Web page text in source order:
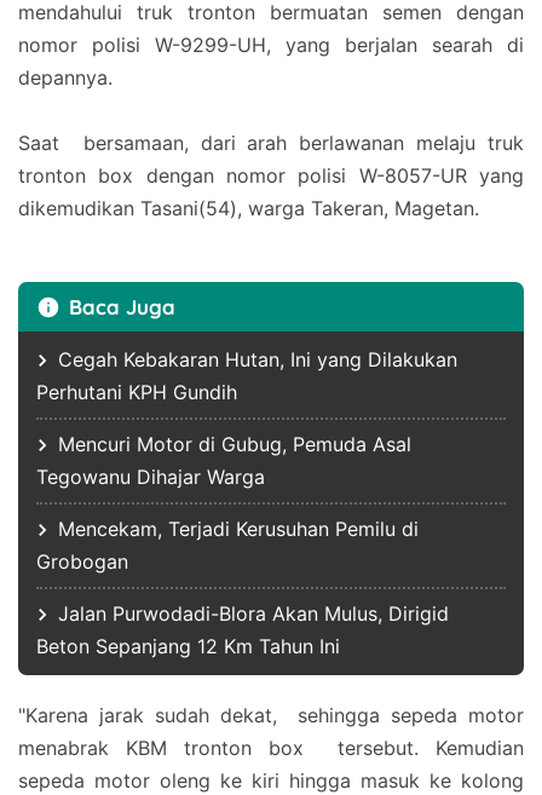
mendahului truk tronton bermuatan semen dengan
nomor polisi W-9299-UH, yang berjalan searah di
depannya.
Saat bersamaan, dari arah berlawanan melaju truk
tronton box dengan nomor polisi W-8057-UR yang
dikemudikan Tasani(54), warga Takeran, Magetan.
Baca Juga
Cegah Kebakaran Hutan, Ini yang Dilakukan
Perhutani KPH Gundih
Mencuri Motor di Gubug, Pemuda Asal
Tegowanu Dihajar Warga
Mencekam, Terjadi Kerusuhan Pemilu di
Grobogan
Jalan Purwodadi-Blora Akan Mulus, Dirigid
Beton Sepanjang 12 Km Tahun Ini
"Karena jarak sudah dekat, sehingga sepeda motor
menabrak KBM tronton box tersebut. Kemudian
sepeda motor oleng ke kiri hingga masuk ke kolong